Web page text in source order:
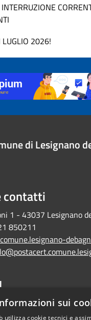
LUGLIO 2026!
di Lesignano
contatti
1 - 43037 Lesignano
850211
sui
utilizza cookie tecnici e